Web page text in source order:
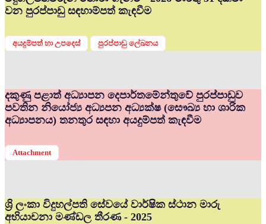
වන පුරප්පාඩු සඳහාම්පත් කැඳවීම
අයදුම්පත් හා උපදෙස් පුරප්පාඩු ලේඛනය
දකුණු පළාත් අධ්‍යාපන දෙපාර්තමේන්තුවේ පුරප්පාඩුව
පවතින නියෝජ්‍ය අධ්‍යපන අධ්‍යක්ෂ (සෞඛ්‍ය හා ශාරික
අධ්‍යාපනය) තනතුර සඳහා අයදුම්පත් කැඳවීම
Attachment
ශ්‍රි ලංකා විදුහල්පති සේවයේ වාර්ෂික ස්ථාන මාරු
අභියාචනා මණ්ඩල තීරණ - 2025